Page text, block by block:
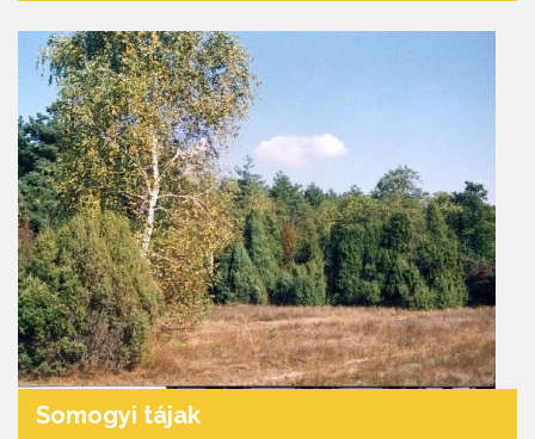
Somogyi tájak